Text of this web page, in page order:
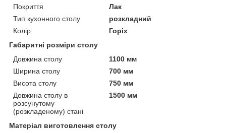
Покриття
Лак
Тип кухонного столу
розкладний
Колір
Горіх
Габаритні розміри столу
Довжина столу
1100 мм
Ширина столу
700 мм
Висота столу
750 мм
Довжина столу в
розсунутому
(розкладеному) стані
1500 мм
Матеріал виготовлення столу